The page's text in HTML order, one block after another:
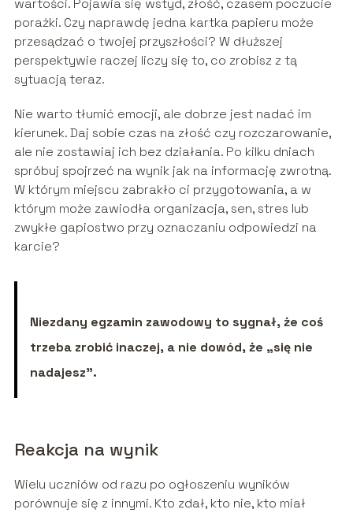
wartości. Pojawia się wstyd, złość, czasem poczucie
porażki. Czy naprawdę jedna kartka papieru może
przesądzać o twojej przyszłości? W dłuższej
perspektywie raczej liczy się to, co zrobisz z tą
sytuacją teraz.
Nie warto tłumić emocji, ale dobrze jest nadać im
kierunek. Daj sobie czas na złość czy rozczarowanie,
ale nie zostawiaj ich bez działania. Po kilku dniach
spróbuj spojrzeć na wynik jak na informację zwrotną.
W którym miejscu zabrakło ci przygotowania, a w
którym może zawiodła organizacja, sen, stres lub
zwykłe gapiostwo przy oznaczaniu odpowiedzi na
karcie?
Niezdany egzamin zawodowy to sygnał, że coś
trzeba zrobić inaczej, a nie dowód, że „się nie
nadajesz”.
Reakcja na wynik
Wielu uczniów od razu po ogłoszeniu wyników
porównuje się z innymi. Kto zdał, kto nie, kto miał